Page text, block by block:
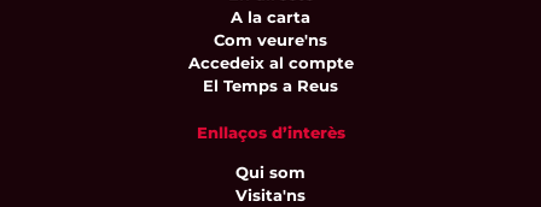
A la carta
Com veure'ns
Accedeix al compte
El Temps a Reus
Enllaços d’interès
Qui som
Visita'ns